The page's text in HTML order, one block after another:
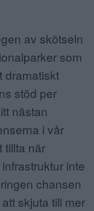
av skötseln
som
dramatiskt
stöd per
nästan
i vår
tillta när
inte
chansen
skjuta till mer